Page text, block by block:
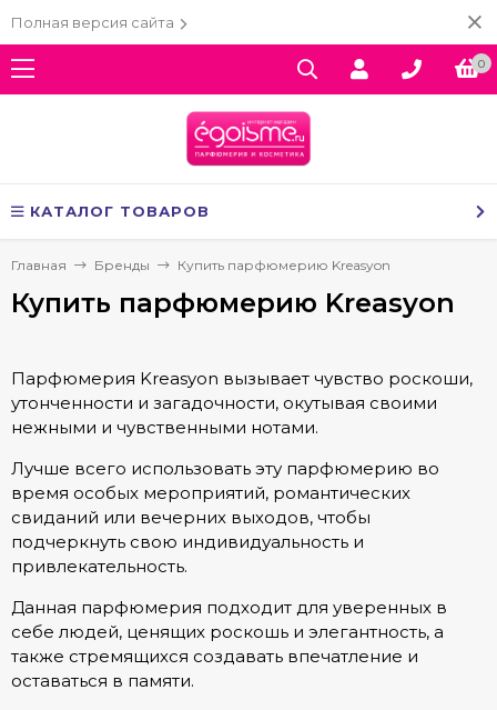
Полная версия сайта
0
КАТАЛОГ ТОВАРОВ
Главная Бренды Купить парфюмерию Kreasyon
Купить парфюмерию Kreasyon
Парфюмерия Kreasyon вызывает чувство роскоши,
утонченности и загадочности, окутывая своими
нежными и чувственными нотами.
Лучше всего использовать эту парфюмерию во
время особых мероприятий, романтических
свиданий или вечерних выходов, чтобы
подчеркнуть свою индивидуальность и
привлекательность.
Данная парфюмерия подходит для уверенных в
себе людей, ценящих роскошь и элегантность, а
также стремящихся создавать впечатление и
оставаться в памяти.